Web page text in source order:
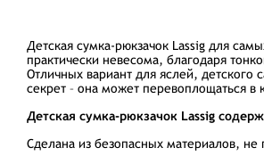
Детская сумка-рюкзачок Lassig для
практически невесома, благодаря
Отличных вариант для яслей, детского
секрет – она может перевоплощаться
Детская сумка-рюкзачок Lassig
Сделана из безопасных материалов,